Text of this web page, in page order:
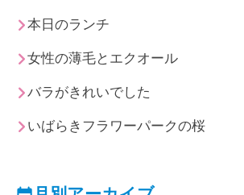
本日のランチ
女性の薄毛とエクオール
バラがきれいでした
いばらきフラワーパークの桜